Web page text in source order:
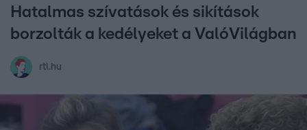
Hatalmas szívatások és sikítások
borzolták a kedélyeket a ValóVilágban
rtl.hu